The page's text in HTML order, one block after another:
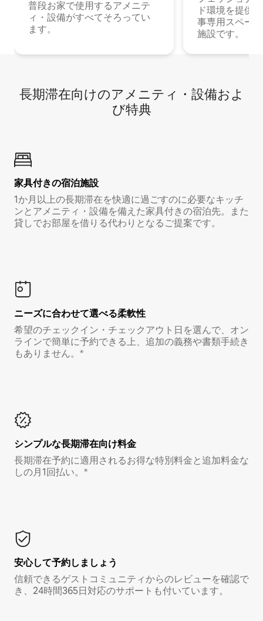
普段お家で使用するアメニテ
ィ・設備がすべてそろってい
ます。
ド環境を提供
事専用スペー
施設です。
長期滞在向け⁠のア⁠メ⁠ニ⁠テ⁠ィ⁠・設⁠備⁠およ
び特⁠典
家具付き⁠の宿⁠泊⁠施⁠設
1か月以上の長期滞在を快適に過ごすのに必要なキッチ
ンとアメニティ・設備を備えた家具付きの宿泊先。また
貸しでお部屋を借りる代わりとなるご提案です。
ニーズに合わせて選べる柔軟性
希望のチェックイン・チェックアウト日を選んで、オン
ラインで簡単に予約できる上、追加の義務や書類手続き
もありません。*
シンプルな長期滞在向け料金
長期滞在予約に適用されるお得な特別料金と追加料金な
しの月1回払い。*
安心して予約しましょう
信頼できるゲストコミュニティからのレビューを確認で
き、24時間365日対応のサポートも付いています。